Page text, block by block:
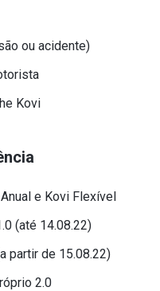
ou acidente)
Kovi
e Kovi Flexível
(até 14.08.22)
partir de 15.08.22)
2.0